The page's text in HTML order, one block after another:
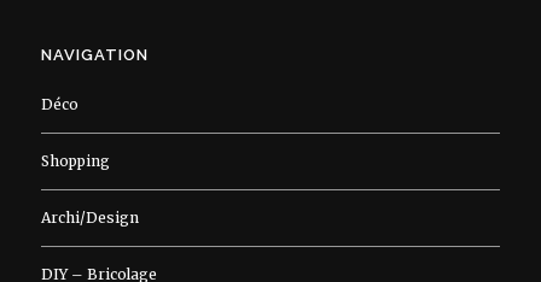
NAVIGATION
Déco
Shopping
Archi/Design
DIY – Bricolage